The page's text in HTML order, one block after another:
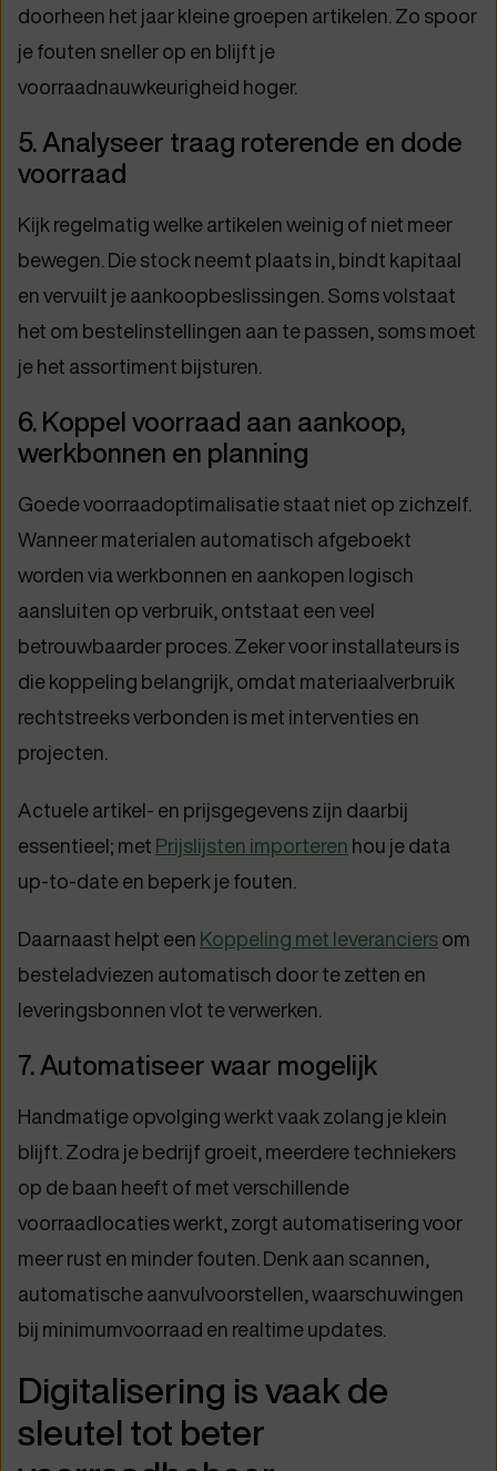
doorheen het jaar kleine groepen artikelen. Zo spoor
je fouten sneller op en blijft je
voorraadnauwkeurigheid hoger.
5. Analyseer traag roterende en dode
voorraad
Kijk regelmatig welke artikelen weinig of niet meer
bewegen. Die stock neemt plaats in, bindt kapitaal
en vervuilt je aankoopbeslissingen. Soms volstaat
het om bestelinstellingen aan te passen, soms moet
je het assortiment bijsturen.
6. Koppel voorraad aan aankoop,
werkbonnen en planning
Goede voorraadoptimalisatie staat niet op zichzelf.
Wanneer materialen automatisch afgeboekt
worden via werkbonnen en aankopen logisch
aansluiten op verbruik, ontstaat een veel
betrouwbaarder proces. Zeker voor installateurs is
die koppeling belangrijk, omdat materiaalverbruik
rechtstreeks verbonden is met interventies en
projecten.
Actuele artikel- en prijsgegevens zijn daarbij
essentieel; met Prijslijsten importeren hou je data
up-to-date en beperk je fouten.
Daarnaast helpt een Koppeling met leveranciersom
besteladviezen automatisch door te zetten en
leveringsbonnen vlot te verwerken.
7. Automatiseer waar mogelijk
Handmatige opvolging werkt vaak zolang je klein
blijft. Zodra je bedrijf groeit, meerdere techniekers
op de baan heeft of met verschillende
voorraadlocaties werkt, zorgt automatisering voor
meer rust en minder fouten. Denk aan scannen,
automatische aanvulvoorstellen, waarschuwingen
bij minimumvoorraad en realtime updates.
Digitalisering is vaak de
sleutel tot beter